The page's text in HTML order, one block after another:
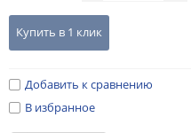
Купить в 1 клик
Добавить к сравнению
В избранное